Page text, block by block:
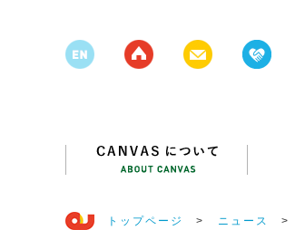
トップページ > ニュース >